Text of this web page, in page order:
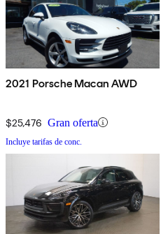
2021 Porsche Macan AWD
$25,476 Gran oferta
Incluye tarifas de conc.